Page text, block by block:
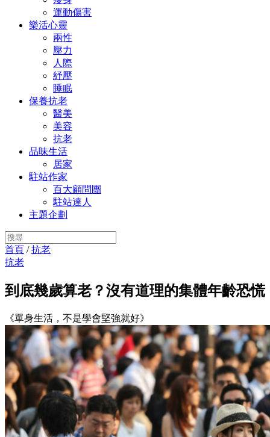
運動傷害
樂活心靈
兩性
壓力
人際
紓壓
睡眠
保養抗老
醫美
美容
抗老
品味生活
居家
駐站作家
百大顧問團
駐站達人
主題企劃
首頁 /抗老
抗老
到底幾歲算老？沒有道理的集體年齡恐慌
《單身生活，不是學會堅強就好》